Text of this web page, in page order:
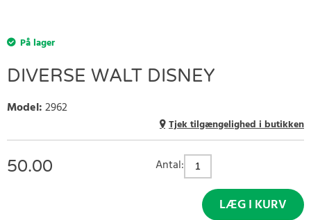
På lager
DIVERSE WALT DISNEY
Model:2962
Tjek tilgængelighed i butikken
50.00 Antal:
LÆG I KURV